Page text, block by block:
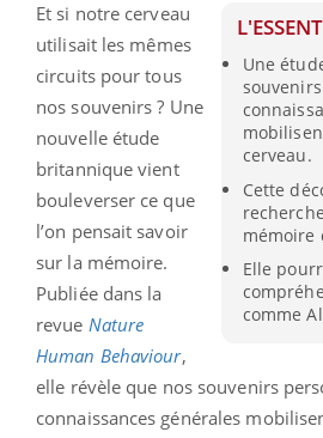
Une
cerveau.
Cette
mémoire
Elle
comme
Et si notre cerveau
utilisait les mêmes
circuits pour tous
nos souvenirs ? Une
nouvelle étude
britannique vient
bouleverser ce que
l’on pensait savoir
sur la mémoire.
Publiée dans la
revue Nature
Human Behaviour,
elle révèle que nos souvenirs
connaissances générales